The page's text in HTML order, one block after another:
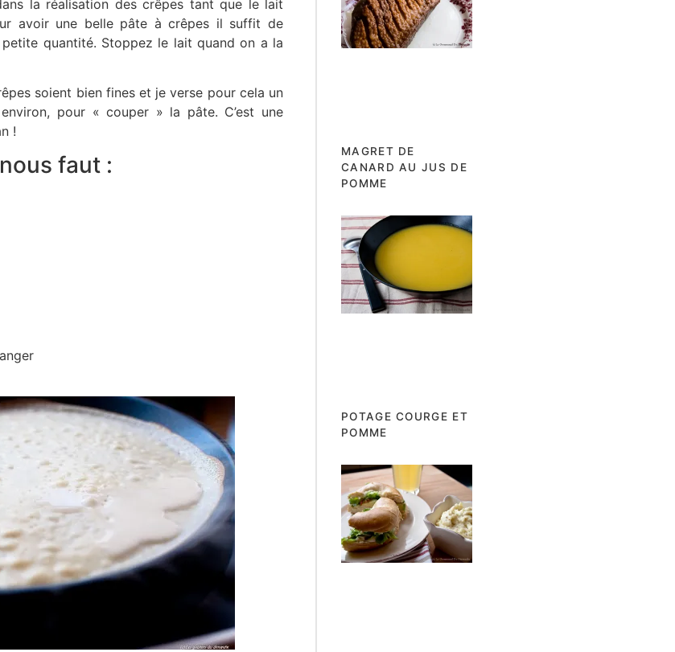
la réalisation des crêpes tant que le lait
avoir une belle pâte à crêpes il suffit de
quantité. Stoppez le lait quand on a la
soient bien fines et je verse pour cela un
pour « couper » la pâte. C’est une
!
faut :
MAGRET DE
CANARD AU JUS DE
POMME
POTAGE COURGE ET
POMME